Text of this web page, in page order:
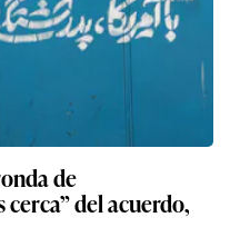
de
del acuerdo,